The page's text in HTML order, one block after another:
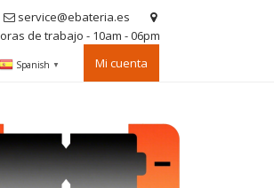
service@ebateria.es
de trabajo - 10am - 06pm
Spanish ▼ Mi cuenta